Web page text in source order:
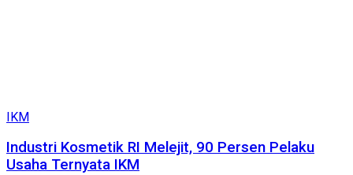
IKM
Industri Kosmetik RI Melejit, 90 Persen Pelaku
Usaha Ternyata IKM